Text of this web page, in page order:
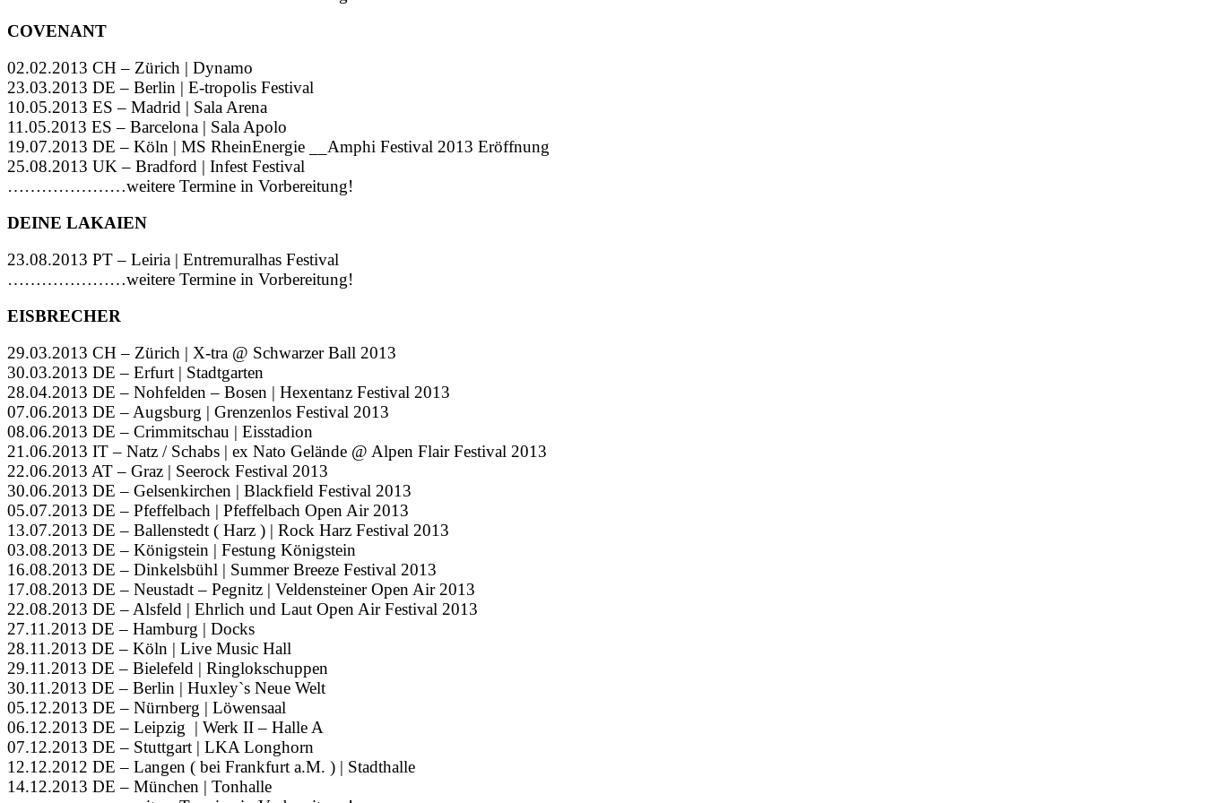
COVENANT
02.02.2013 CH – Zürich | Dynamo
23.03.2013 DE – Berlin | E-tropolis Festival
10.05.2013 ES – Madrid | Sala Arena
11.05.2013 ES – Barcelona | Sala Apolo
19.07.2013 DE – Köln | MS RheinEnergie __Amphi Festival 2013 Eröffnung
25.08.2013 UK – Bradford | Infest Festival
…………………weitere Termine in Vorbereitung!
DEINE LAKAIEN
23.08.2013 PT – Leiria | Entremuralhas Festival
…………………weitere Termine in Vorbereitung!
EISBRECHER
29.03.2013 CH – Zürich | X-tra @ Schwarzer Ball 2013
30.03.2013 DE – Erfurt | Stadtgarten
28.04.2013 DE – Nohfelden – Bosen | Hexentanz Festival 2013
07.06.2013 DE – Augsburg | Grenzenlos Festival 2013
08.06.2013 DE – Crimmitschau | Eisstadion
21.06.2013 IT – Natz / Schabs | ex Nato Gelände @ Alpen Flair Festival 2013
22.06.2013 AT – Graz | Seerock Festival 2013
30.06.2013 DE – Gelsenkirchen | Blackfield Festival 2013
05.07.2013 DE – Pfeffelbach | Pfeffelbach Open Air 2013
13.07.2013 DE – Ballenstedt ( Harz ) | Rock Harz Festival 2013
03.08.2013 DE – Königstein | Festung Königstein
16.08.2013 DE – Dinkelsbühl | Summer Breeze Festival 2013
17.08.2013 DE – Neustadt – Pegnitz | Veldensteiner Open Air 2013
22.08.2013 DE – Alsfeld | Ehrlich und Laut Open Air Festival 2013
27.11.2013 DE – Hamburg | Docks
28.11.2013 DE – Köln | Live Music Hall
29.11.2013 DE – Bielefeld | Ringlokschuppen
30.11.2013 DE – Berlin | Huxley`s Neue Welt
05.12.2013 DE – Nürnberg | Löwensaal
06.12.2013 DE – Leipzig | Werk II – Halle A
07.12.2013 DE – Stuttgart | LKA Longhorn
12.12.2012 DE – Langen ( bei Frankfurt a.M. ) | Stadthalle
14.12.2013 DE – München | Tonhalle